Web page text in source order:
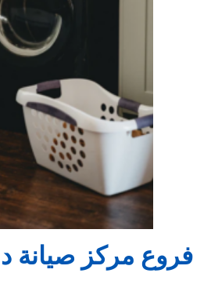
فروع مركز صيانة